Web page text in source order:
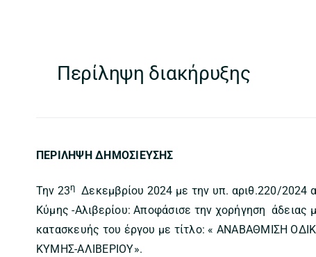
Περίληψη διακήρυξης
ΠΕΡΙΛΗΨΗ ΔΗΜΟΣΙΕΥΣΗΣ
Την 23η Δεκεμβρίου 2024 με την υπ. αριθ.220/2024
Κύμης -Αλιβερίου: Αποφάσισε την χορήγηση
κατασκευής του έργου με τίτλο: « ΑΝΑΒΑΘΜΙΣΗ
ΚΥΜΗΣ-ΑΛΙΒΕΡΙΟΥ».